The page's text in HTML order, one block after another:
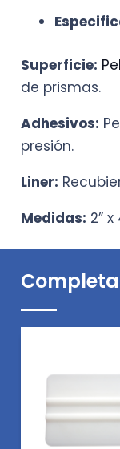
Superficie:
de prismas.
Adhesivos:
presión.
Liner:
Medidas: 2”